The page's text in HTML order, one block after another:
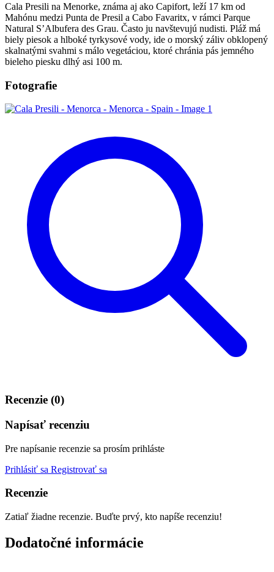
Cala Presili na Menorke, známa aj ako Capifort, leží 17 km od
Mahónu medzi Punta de Presil a Cabo Favaritx, v rámci Parque
Natural S’Albufera des Grau. Často ju navštevujú nudisti. Pláž má
biely piesok a hlboké tyrkysové vody, ide o morský záliv obklopený
skalnatými svahmi s málo vegetáciou, ktoré chránia pás jemného
bieleho piesku dlhý asi 100 m.
Fotografie
Recenzie (0)
Napísať recenziu
Pre napísanie recenzie sa prosím prihláste
Prihlásiť sa Registrovať sa
Recenzie
Zatiaľ žiadne recenzie. Buďte prvý, kto napíše recenziu!
Dodatočné informácie